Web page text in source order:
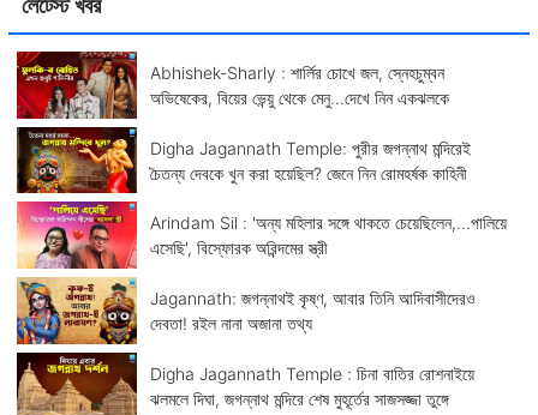
Abhishek-Sharly : শার্লির চোখে জল, স্নেহচুম্বন
অভিষেকের, বিয়ের ভেন্য়ু থেকে মেনু...দেখে নিন একঝলকে
Digha Jagannath Temple: পুরীর জগন্নাথ মন্দিরেই
চৈতন্য দেবকে খুন করা হয়েছিল? জেনে নিন রোমহর্ষক কাহিনী
Arindam Sil : 'অন্য মহিলার সঙ্গে থাকতে চেয়েছিলেন,...পালিয়ে
এসেছি', বিস্ফোরক অরিন্দমের স্ত্রী
Jagannath: জগন্নাথই কৃষ্ণ, আবার তিনি আদিবাসীদেরও
দেবতা! রইল নানা অজানা তথ্য
Digha Jagannath Temple : চিনা বাতির রোশনাইয়ে
ঝলমলে দিঘা, জগন্নাথ মন্দিরে শেষ মুহূর্তের সাজসজ্জা তুঙ্গে